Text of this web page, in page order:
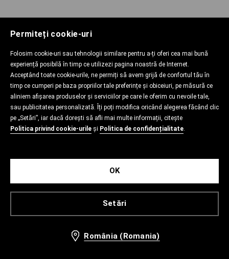
Permiteți cookie-uri
Folosim cookie-uri sau tehnologii similare pentru a-ți oferi cea mai bună
experiență posibilă în timp ce utilizezi pagina noastră de Internet.
Acceptând toate cookie-urile, ne permiți să avem grijă de confortul tău în
timp ce cumperi pe baza propriilor tale preferințe și obiceiuri, pe măsură ce
aliniem afișarea produselor și serviciilor pe care le oferim cu nevoile tale,
sau publicitatea personalizată. Îți poți modifica oricând alegerea făcând clic
pe „Setări”, iar dacă dorești să afli mai multe informații, citește
Politica privind cookie-urile și Politica de confidențialitate.
Setări
OK
România (Romania)